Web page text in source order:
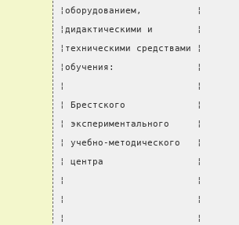
¦оборудованием,
¦дидактическими и
¦техническими
¦обучения:               ¦
¦                        ¦
¦ Брестского             ¦
¦ экспериментального     ¦
¦ учебно-методического
¦ центра                 ¦
¦                        ¦
¦                        ¦
¦                        ¦